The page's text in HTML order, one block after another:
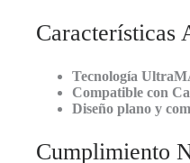
Características
Tecnología
Compatible con
Diseño plano y
Cumplimiento